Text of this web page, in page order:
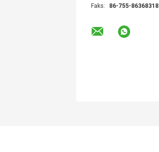
Faks:
86-755-86368318